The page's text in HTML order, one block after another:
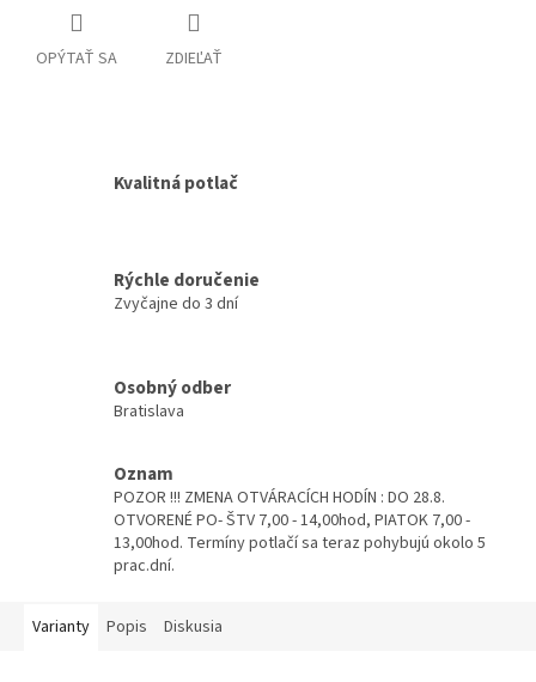
OPÝTAŤ SA ZDIEĽAŤ
Kvalitná potlač
Rýchle doručenie
Zvyčajne do 3 dní
Osobný odber
Bratislava
Oznam
POZOR !!! ZMENA OTVÁRACÍCH HODÍN : DO 28.8.
OTVORENÉ PO- ŠTV 7,00 - 14,00hod, PIATOK 7,00 -
13,00hod. Termíny potlačí sa teraz pohybujú okolo 5
prac.dní.
Varianty Popis Diskusia